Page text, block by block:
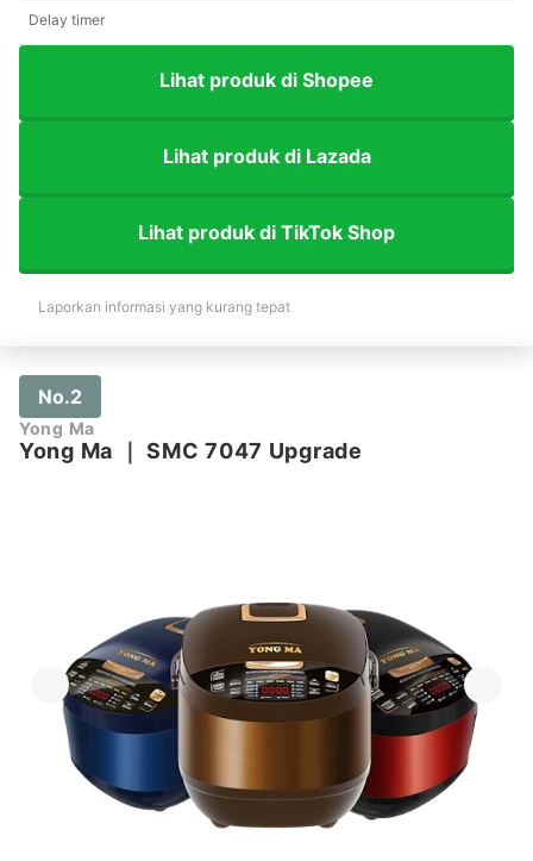
Delay timer
Lihat produk di Shopee
Lihat produk di Lazada
Lihat produk di TikTok Shop
Laporkan informasi yang kurang tepat
No.2
Yong Ma
Yong Ma ｜SMC 7047 Upgrade